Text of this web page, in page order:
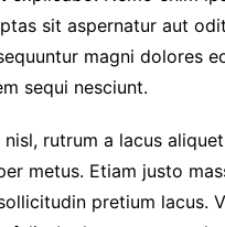
sit aspernatur aut
magni dolores
sequi nesciunt.
nisl, rutrum a lacus
metus. Etiam justo
pretium lacus.